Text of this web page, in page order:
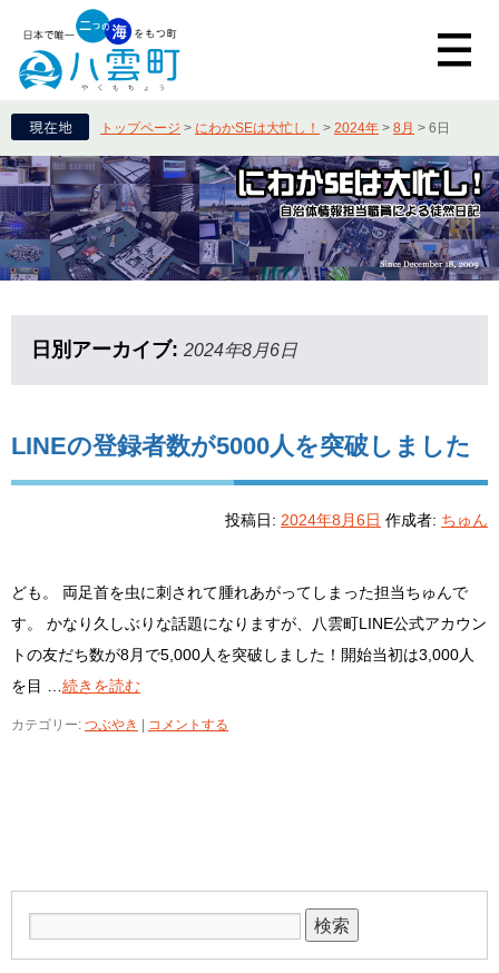
トップページ > にわかSEは大忙し！ > 2024年 > 8月 > 6日
日別アーカイブ: 2024年8月6日
LINEの登録者数が5000人を突破しました
投稿日: 2024年8月6日 作成者: ちゅん
ども。 両足首を虫に刺されて腫れあがってしまった担当ちゅんで
す。 かなり久しぶりな話題になりますが、八雲町LINE公式アカウン
トの友だち数が8月で5,000人を突破しました！開始当初は3,000人
を目 … 続きを読む
カテゴリー: つぶやき コメントする